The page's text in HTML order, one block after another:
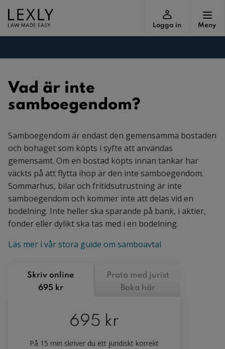
Logga in Meny
Vad är inte
samboegendom?
Samboegendom är endast den gemensamma bostaden
och bohaget som köpts i syfte att användas
gemensamt. Om en bostad köpts innan tankar har
väckts på att flytta ihop är den inte samboegendom.
Sommarhus, bilar och fritidsutrustning är inte
samboegendom och kommer inte att delas vid en
bodelning. Inte heller ska sparande på bank, i aktier,
fonder eller dylikt ska tas med i en bodelning.
Läs mer i vår stora guide om samboavtal
Skriv online
695 kr
Prata med jurist
Boka här
695 kr
På 15 min skriver du ett juridiskt korrekt